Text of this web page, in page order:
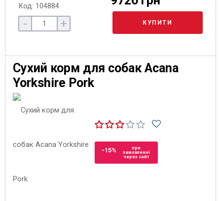
Код: 104884
- + КУПИТИ
Сухий корм для собак Acana
Yorkshire Pork
-15%
при
замовленні
через сайт